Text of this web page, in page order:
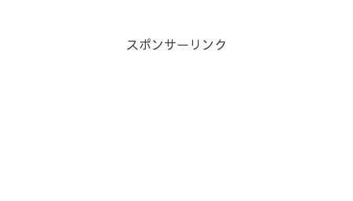
スポンサーリンク